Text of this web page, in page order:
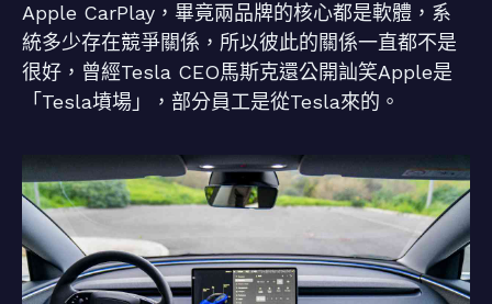
Apple CarPlay，畢竟兩品牌的核心都是軟體，系
統多少存在競爭關係，所以彼此的關係一直都不是
很好，曾經Tesla CEO馬斯克還公開訕笑Apple是
「Tesla墳場」，部分員工是從Tesla來的。